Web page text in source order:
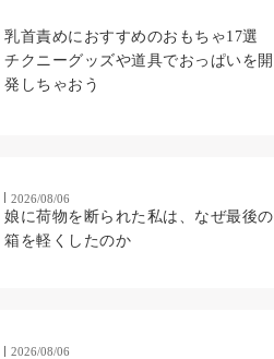
乳首責めにおすすめのおもちゃ17選
チクニーグッズや道具でおっぱいを開
発しちゃおう
2026/08/06
娘に荷物を断られた私は、なぜ最後の
箱を軽くしたのか
2026/08/06